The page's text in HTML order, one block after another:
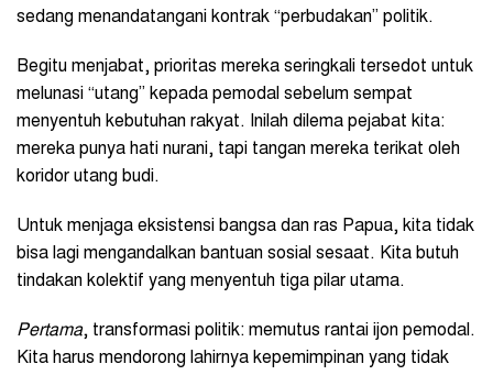
sedang menandatangani kontrak “perbudakan” politik.
Begitu menjabat, prioritas mereka seringkali tersedot untuk
melunasi “utang” kepada pemodal sebelum sempat
menyentuh kebutuhan rakyat. Inilah dilema pejabat kita:
mereka punya hati nurani, tapi tangan mereka terikat oleh
koridor utang budi.
Untuk menjaga eksistensi bangsa dan ras Papua, kita tidak
bisa lagi mengandalkan bantuan sosial sesaat. Kita butuh
tindakan kolektif yang menyentuh tiga pilar utama.
Pertama, transformasi politik: memutus rantai ijon pemodal.
Kita harus mendorong lahirnya kepemimpinan yang tidak